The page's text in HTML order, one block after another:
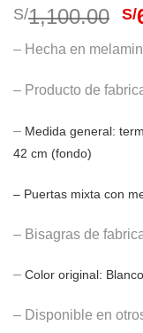
S/1,100.00 El
S/
– Hecha en
– Producto de
– Medida general:
42 cm (fondo)
– Puertas mixta con
– Bisagras de
– Color original:
– Disponible en